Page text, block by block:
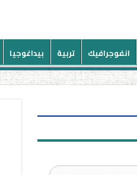
انفوجرافيك تربية بيداغوجيا